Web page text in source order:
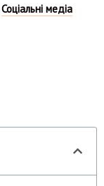
Соціальні медіа